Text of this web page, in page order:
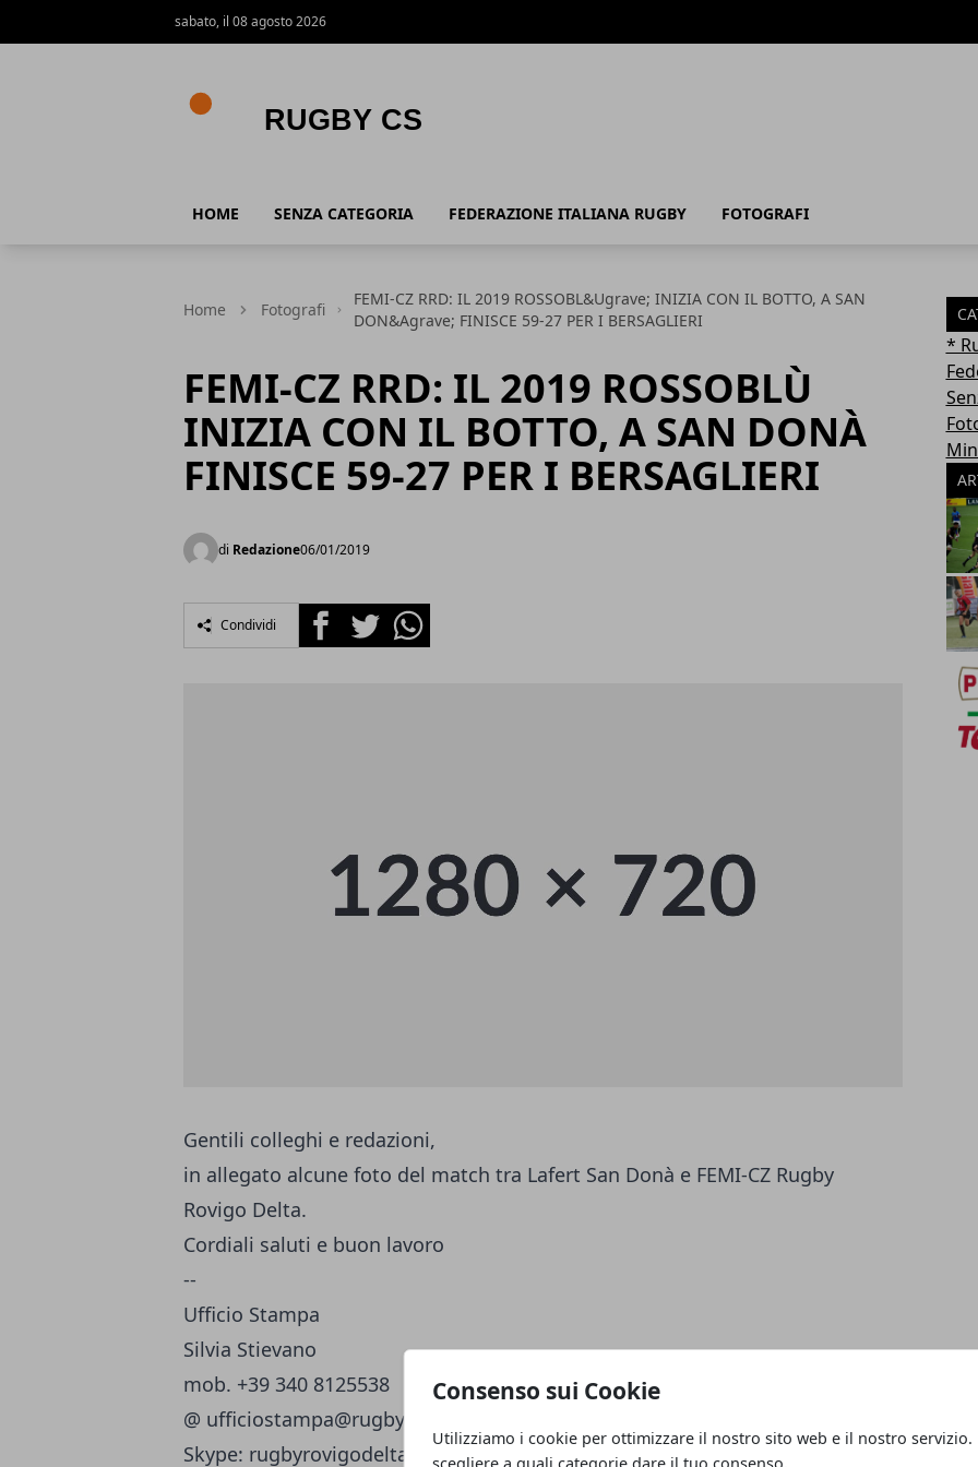
Consenso sui Cookie
Utilizziamo i cookie per ottimizzare il nostro sito web e il nostro servizio.
scegliere a quali categorie dare il tuo consenso.
sabato, il 08 agosto 2026
HOME SENZA CATEGORIA FEDERAZIONE ITALIANA RUGBY FOTOGRAFI
Home Fotografi
FEMI-CZ RRD: IL 2019 ROSSOBL&Ugrave; INIZIA CON IL BOTTO, A SAN
DON&Agrave; FINISCE 59-27 PER I BERSAGLIERI
FEMI-CZ RRD: IL 2019 ROSSOBLÙ
INIZIA CON IL BOTTO, A SAN DONÀ
FINISCE 59-27 PER I BERSAGLIERI
di Redazione06/01/2019
Condividi FacebookTwitterWhatsapp
Gentili colleghi e redazioni,
in allegato alcune foto del match tra Lafert San Donà e FEMI-CZ Rugby
Rovigo Delta.
Cordiali saluti e buon lavoro
--
Ufficio Stampa
Silvia Stievano
mob. +39 340 8125538
@ ufficiostampa@rugbyrovigodelta.it
Skype: rugbyrovigodelta
*